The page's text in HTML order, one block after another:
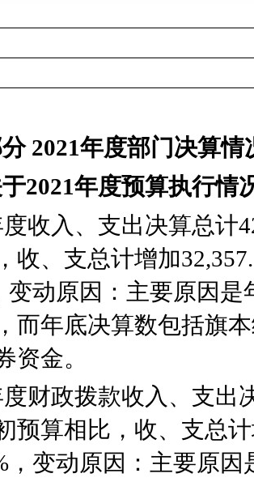
2021年度部门决算情
2021年度预算执行情
度收入、支出决算总计
收、支总计增加
变动原因： 主要原因是
而年底决算数包括旗
资金。
度财政拨款收入、支出
预算相比，收、支总
，变动原因： 主要原因